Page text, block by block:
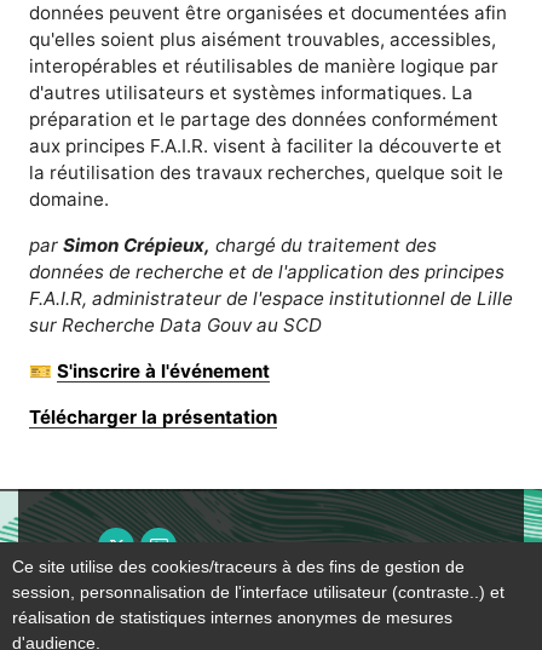
données peuvent être organisées et documentées afin
qu'elles soient plus aisément trouvables, accessibles,
interopérables et réutilisables de manière logique par
d'autres utilisateurs et systèmes informatiques. La
préparation et le partage des données conformément
aux principes F.A.I.R. visent à faciliter la découverte et
la réutilisation des travaux recherches, quelque soit le
domaine.
par Simon Crépieux, chargé du traitement des
données de recherche et de l'application des principes
F.A.I.R, administrateur de l'espace institutionnel de Lille
sur Recherche Data Gouv au SCD
🎫 S'inscrire à l'événement
Télécharger la présentation
Plan du
site
Mentions
légales
Accessibilité
Plan et
contact
Ce site utilise des cookies/traceurs à des fins de gestion de
session, personnalisation de l'interface utilisateur (contraste..) et
réalisation de statistiques internes anonymes de mesures
d'audience.